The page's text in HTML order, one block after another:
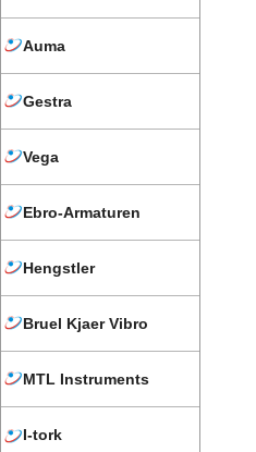
Auma
Gestra
Vega
Ebro-Armaturen
Hengstler
Bruel Kjaer Vibro
MTL Instruments
I-tork